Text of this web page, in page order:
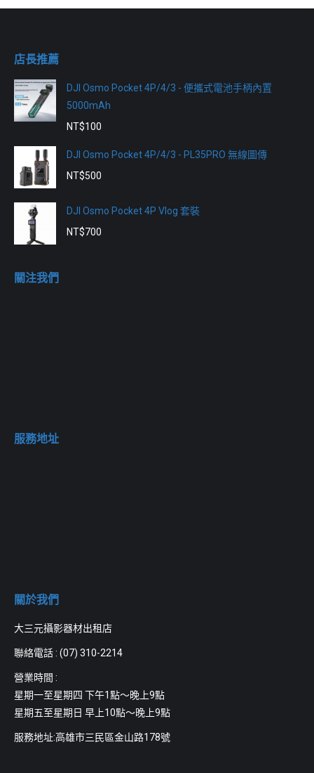
店長推薦
DJI Osmo Pocket 4P/4/3 - 便攜式電池手柄內置
5000mAh
NT$100
DJI Osmo Pocket 4P/4/3 - PL35PRO 無線圖傳
NT$500
DJI Osmo Pocket 4P Vlog 套裝
NT$700
關注我們
服務地址
關於我們
大三元攝影器材出租店
聯絡電話 : (07) 310-2214
營業時間 :
星期一至星期四 下午1點～晚上9點
星期五至星期日 早上10點～晚上9點
服務地址:高雄市三民區金山路178號